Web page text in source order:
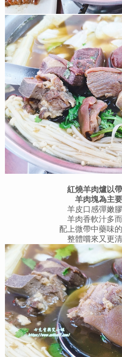
紅燒羊肉爐以
羊肉塊為主
羊皮口感彈嫩
羊肉香軟汁多
配上微帶中藥味
整體嚐來又更